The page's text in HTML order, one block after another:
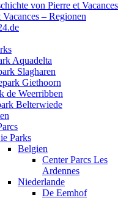
von Pierre et Vacances
Vacances – Regionen
Aquadelta
Slagharen
Giethoorn
de Weerribben
Belterwiede
Parks
Belgien
Center Parcs Les
Ardennes
Niederlande
De Eemhof